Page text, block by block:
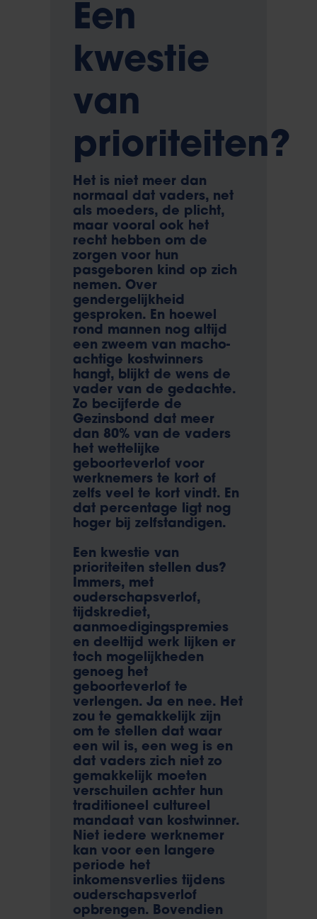
Een
kwestie
van
prioriteiten?
Het is niet meer dan
normaal dat vaders, net
als moeders, de plicht,
maar vooral ook het
recht hebben om de
zorgen voor hun
pasgeboren kind op zich
nemen. Over
gendergelijkheid
gesproken. En hoewel
rond mannen nog altijd
een zweem van macho-
achtige kostwinners
hangt, blijkt de wens de
vader van de gedachte.
Zo becijferde de
Gezinsbond dat meer
dan 80% van de vaders
het wettelijke
geboorteverlof voor
werknemers te kort of
zelfs veel te kort vindt. En
dat percentage ligt nog
hoger bij zelfstandigen.
Een kwestie van
prioriteiten stellen dus?
Immers, met
ouderschapsverlof,
tijdskrediet,
aanmoedigingspremies
en deeltijd werk lijken er
toch mogelijkheden
genoeg het
geboorteverlof te
verlengen. Ja en nee. Het
zou te gemakkelijk zijn
om te stellen dat waar
een wil is, een weg is en
dat vaders zich niet zo
gemakkelijk moeten
verschuilen achter hun
traditioneel cultureel
mandaat van kostwinner.
Niet iedere werknemer
kan voor een langere
periode het
inkomensverlies tijdens
ouderschapsverlof
opbrengen. Bovendien